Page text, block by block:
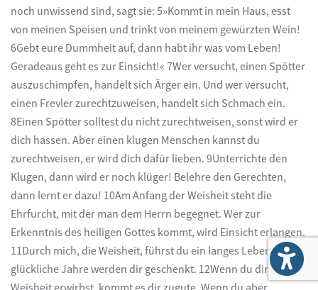
noch unwissend sind, sagt sie: 5»Kommt in mein Haus, esst
von meinen Speisen und trinkt von meinem gewürzten Wein!
6Gebt eure Dummheit auf, dann habt ihr was vom Leben!
Geradeaus geht es zur Einsicht!« 7Wer versucht, einen Spötter
auszuschimpfen, handelt sich Ärger ein. Und wer versucht,
einen Frevler zurechtzuweisen, handelt sich Schmach ein.
8Einen Spötter solltest du nicht zurechtweisen, sonst wird er
dich hassen. Aber einen klugen Menschen kannst du
zurechtweisen, er wird dich dafür lieben. 9Unterrichte den
Klugen, dann wird er noch klüger! Belehre den Gerechten,
dann lernt er dazu! 10Am Anfang der Weisheit steht die
Ehrfurcht, mit der man dem Herrn begegnet. Wer zur
Erkenntnis des heiligen Gottes kommt, wird Einsicht erlangen.
11Durch mich, die Weisheit, führst du ein langes Leben. Viele
glückliche Jahre werden dir geschenkt. 12Wenn du dir
Weisheit erwirbst, kommt es dir zugute. Wenn du aber